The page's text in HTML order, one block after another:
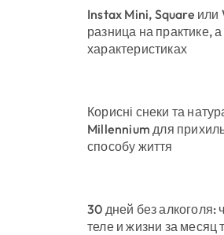
Instax Mini, Square или
разница на практике,
характеристиках
Корисні снеки та
Millennium для
способу життя
30 дней без алкоголя:
теле и жизни за месяц